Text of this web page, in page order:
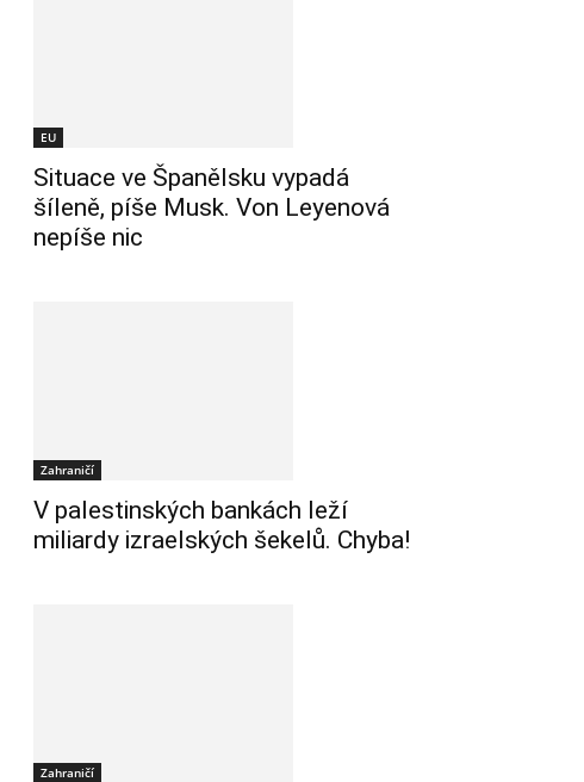
EU
Situace ve Španělsku vypadá
šíleně, píše Musk. Von Leyenová
nepíše nic
Zahraničí
V palestinských bankách leží
miliardy izraelských šekelů. Chyba!
Zahraničí